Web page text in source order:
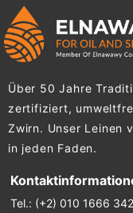
Über 50 Jahre
zertifiziert,
Zwirn. Unser Leinen
in jeden Faden.
Tel.: (+2) 010 1666